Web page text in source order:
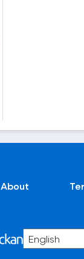
About